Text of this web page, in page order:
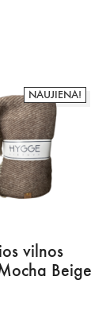
NAUJIENA!
vilnos
Beige